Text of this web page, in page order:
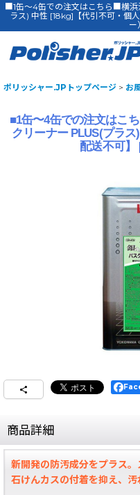
■1缶〜4缶での注文はこちら■横浜
ラス) 中性 [18kg]【代引不可・個
ー
ポリッシャー.JPトップページ > お
■1缶〜4缶での注文はこ
クリーナー PLUS(プラ
配送不可】
商品詳細
新開発の防汚成分をプラス。
石けんカスの付着を抑え、汚